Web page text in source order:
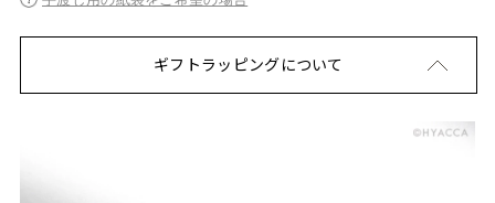
ギフトラッピングについて